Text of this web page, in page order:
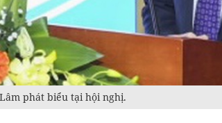
phát biểu tại hội nghị.